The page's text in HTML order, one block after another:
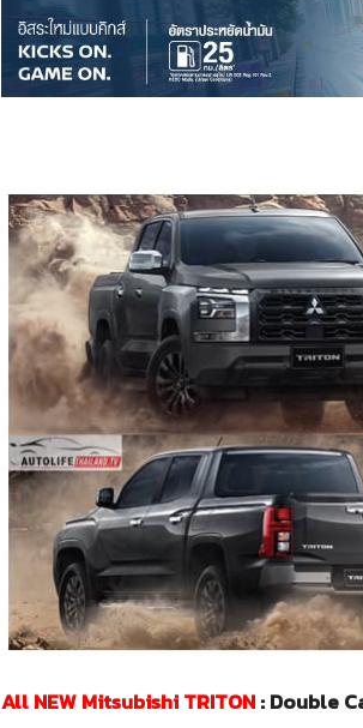
All NEW Mitsubishi TRITON: Double